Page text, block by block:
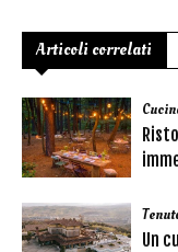
Articoli correlati
Un